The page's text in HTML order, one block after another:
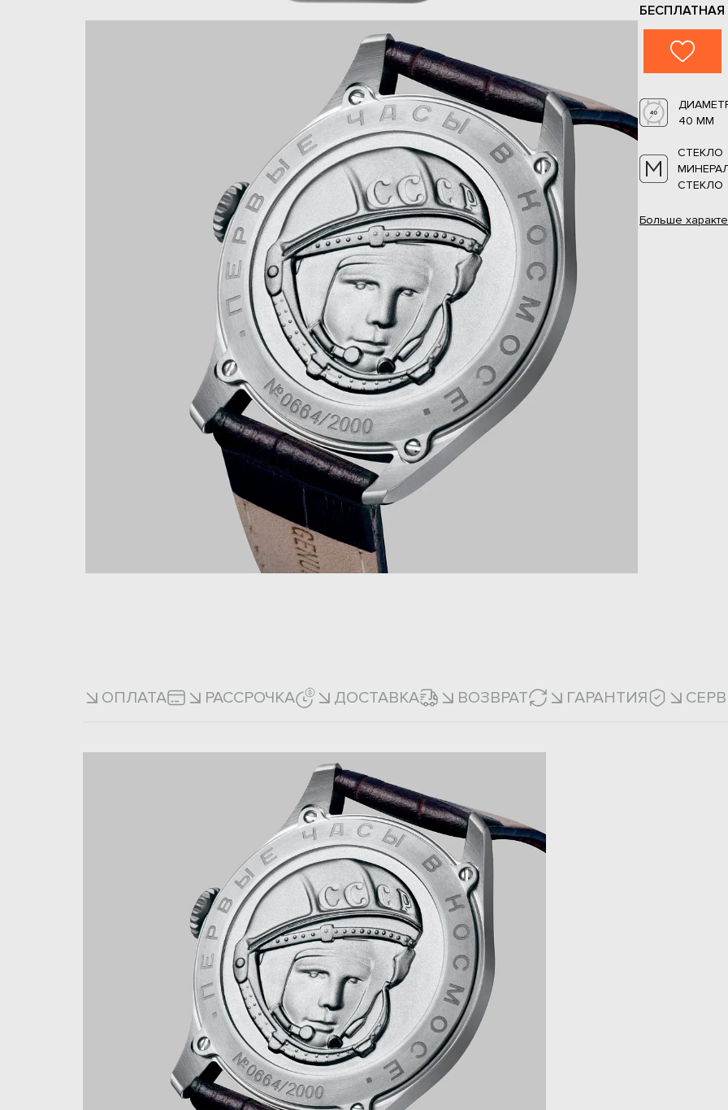
40 ММ
СТЕКЛО
СТЕКЛО
Больше
ОПЛАТА РАССРОЧКА ДОСТАВКА ВОЗВРАТ ГАРАНТИЯ